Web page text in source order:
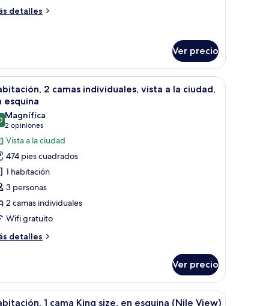
detalles
Ver precio
de alta calidad y edredón Habitación de hotel con dos camas, un
6
2 camas individuales, vista a la ciudad,
esquina
de 10
Magnífica
2 opiniones
(2
opiniones)
Vista a la ciudad
474 pies cuadrados
1 habitación
3 personas
2 camas individuales
Wifi gratuito
detalles
Ver precio
para seis comensales, rodeada de sillas tapizadas, una araña y una obra
Un paisaje urbano con un río, puentes y
10 1 cama King size, en esquina (Nile View)